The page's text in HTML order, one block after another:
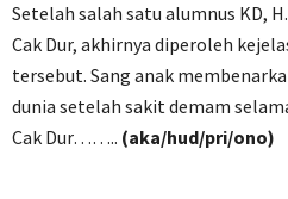
Setelah salah satu alumnus KD,
Cak Dur, akhirnya diperoleh
tersebut. Sang anak
dunia setelah sakit demam
Cak Dur…….. (aka/hud/pri/ono)